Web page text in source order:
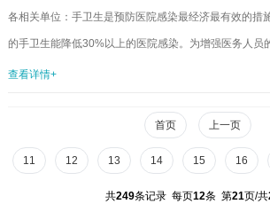
各相关单位：手卫生是预防医院感染最经济最有效的措
的手卫生能降低30%以上的医院感染。为增强医务人员
卫生的依从性，切实降低医院感染的发生率,，在5月5日“
活动,活动方案见附件(附件2、3、4)。活动时间为4月27
医院自行安排,相关宣传资料由省预防医学会医院感染
全川征集手卫生相关主题的摄影和绘画作品,并奖励100
查看详情+
首页 上一页
11 12 13 14 15 16
共249条记录 每页12条 第21页/共